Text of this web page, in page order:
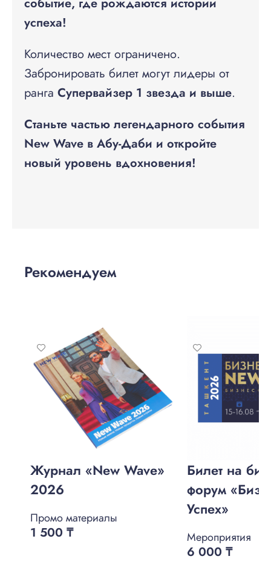
событие, где рождаются истории
успеха!
Количество мест ограничено.
Забронировать билет могут лидеры от
ранга Супервайзер 1 звезда и выше.
Станьте частью легендарного события
New Wave в Абу-Даби и откройте
новый уровень вдохновения!
Рекомендуем
Журнал «New Wave»
2026
Промо материалы
1 500 ₸
Билет на
форум
Успех»
Мероприятия
6 000 ₸